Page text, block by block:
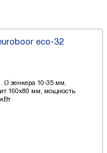
eco-32
Ø зенкера 10-35 мм,
160х80 мм, мощность